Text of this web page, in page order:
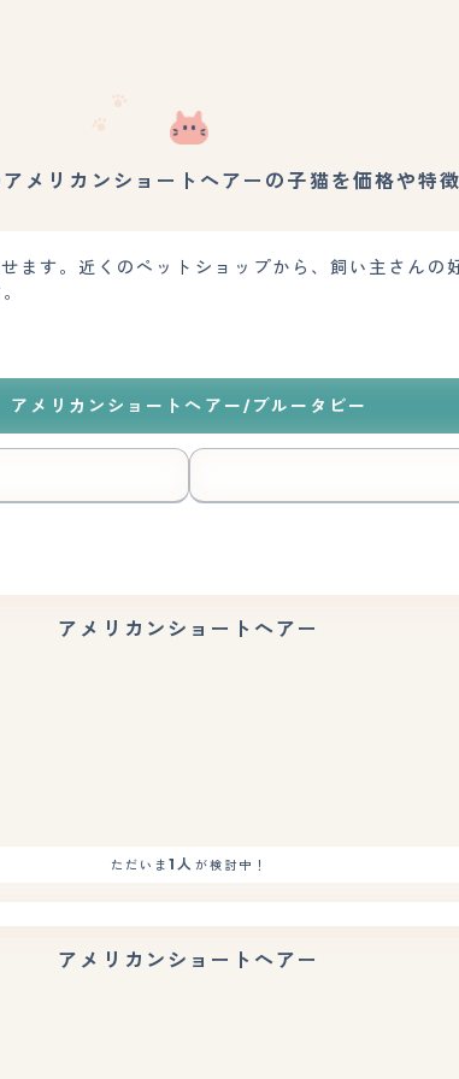
メリカンショートヘアーの子猫を価格や特
ます。近くのペットショップから、飼い主さんの
アメリカンショートヘアー/ブルータビー
アメリカンショートヘアー
ただいま1人 が検討中！
アメリカンショートヘアー